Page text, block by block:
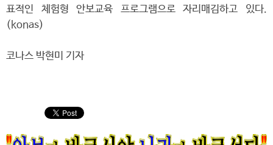
표적인 체험형 안보교육 프로그램으로 자리매김하고 있다.
(konas)
코나스 박현미 기자